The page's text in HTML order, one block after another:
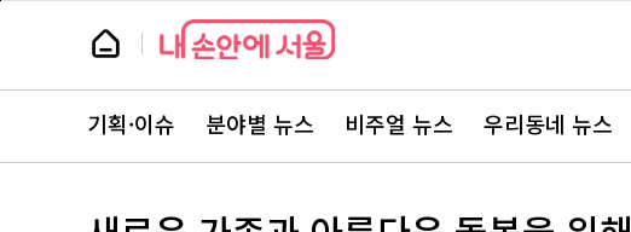
본
뉴
스
뉴
스
주
서
바
기획·이슈 분야별 뉴스 비주얼 뉴스 우리동네 뉴스
페